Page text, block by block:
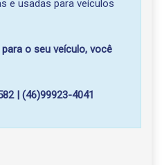
e usadas para veículos
o seu veículo, você
| (46)99923-4041